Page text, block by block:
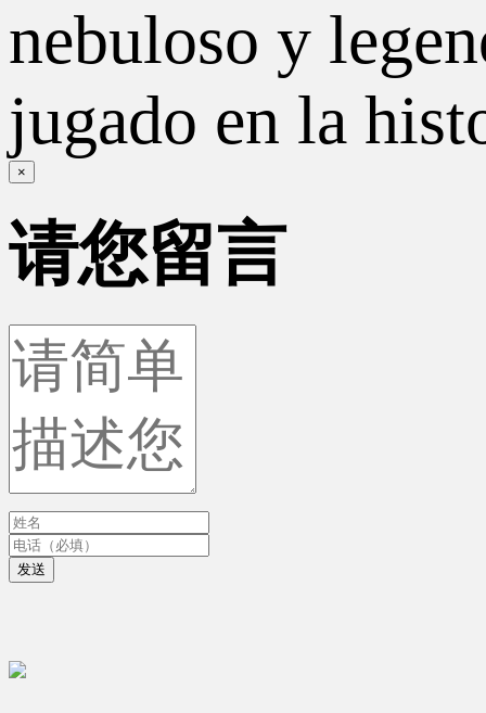
nebuloso y
jugado en la
×
请您留言
发送